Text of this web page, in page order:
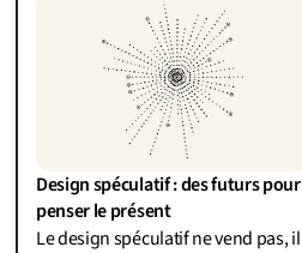
Design spéculatif : des futurs pour
penser le présent
Le design spéculatif ne vend pas, il